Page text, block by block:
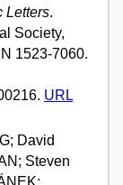
Letters.
Society,
1523-7060.
URL
David
Steven